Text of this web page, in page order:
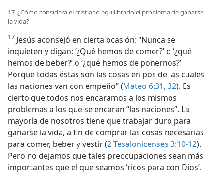
17. ¿Cómo considera el cristiano equilibrado el problema de ganarse
la vida?
17 Jesús aconsejó en cierta ocasión: “Nunca se
inquieten y digan: ‘¿Qué hemos de comer?’ o ‘¿qué
hemos de beber?’ o ‘¿qué hemos de ponernos?’
Porque todas éstas son las cosas en pos de las cuales
las naciones van con empeño” (Mateo 6:31, 32). Es
cierto que todos nos encaramos a los mismos
problemas a los que se encaran “las naciones”. La
mayoría de nosotros tiene que trabajar duro para
ganarse la vida, a fin de comprar las cosas necesarias
para comer, beber y vestir (2 Tesalonicenses 3:10-12).
Pero no dejamos que tales preocupaciones sean más
importantes que el que seamos ‘ricos para con Dios’.